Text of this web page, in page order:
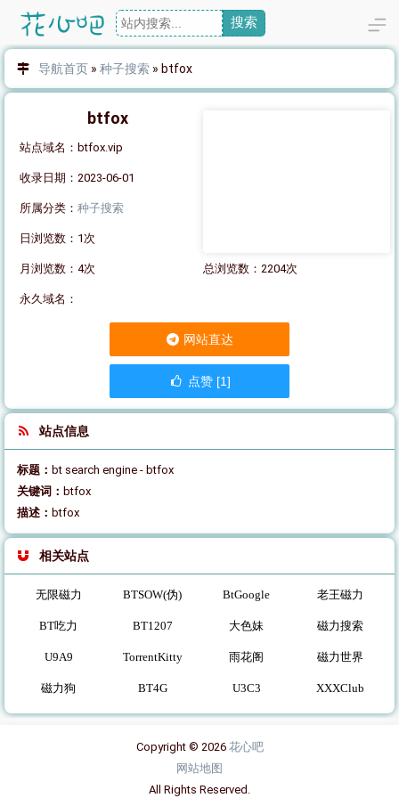
搜索
导航首页 » 种子搜索 » btfox
btfox
站点域名：btfox.vip
收录日期：2023-06-01
所属分类： 种子搜索
日浏览数：1次
月浏览数：4次 总浏览数：2204次
永久域名：
网站直达
点赞 [1]
站点信息
标题： bt search engine - btfox
关键词： btfox
描述： btfox
相关站点
无限磁力 BTSOW(伪) BtGoogle 老王磁力
BT吃力 BT1207 大色妹 磁力搜索
U9A9 TorrentKitty 雨花阁 磁力世界
磁力狗 BT4G U3C3 XXXClub
Copyright © 2026 花心吧
网站地图
All Rights Reserved.